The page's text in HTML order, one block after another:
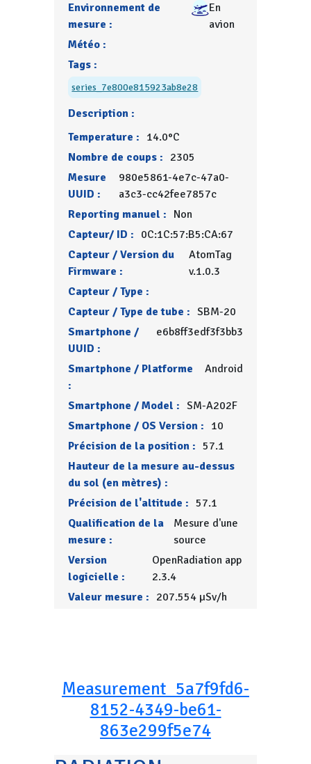
Environnement de
mesure :
En
avion
Météo :
Tags :
series_7e800e815923ab8e28
Description :
Temperature : 14.0°C
Nombre de coups : 2305
Mesure
UUID :
980e5861-4e7c-47a0-
a3c3-cc42fee7857c
Reporting manuel : Non
Capteur/ ID : 0C:1C:57:B5:CA:67
Capteur / Version du
Firmware :
AtomTag
v.1.0.3
Capteur / Type :
Capteur / Type de tube : SBM-20
Smartphone /
UUID :
e6b8ff3edf3f3bb3
Smartphone / Platforme
:
Android
Smartphone / Model : SM-A202F
Smartphone / OS Version : 10
Précision de la position : 57.1
Hauteur de la mesure au-dessus
du sol (en mètres) :
Précision de l'altitude : 57.1
Qualification de la
mesure :
Mesure d'une
source
Version
logicielle :
OpenRadiation app
2.3.4
Valeur mesure : 207.554 µSv/h
Measurement_5a7f9fd6-
8152-4349-be61-
863e299f5e74